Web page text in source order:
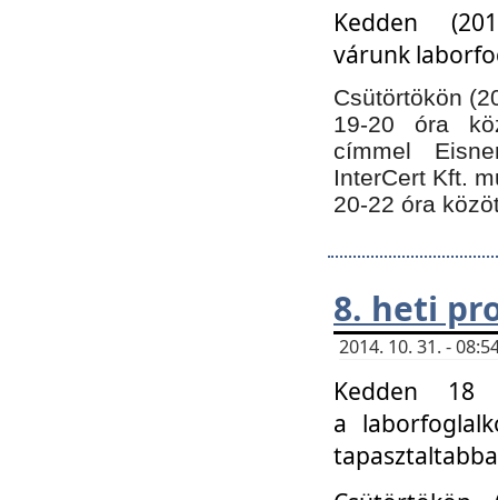
Kedden
várunk
Csütörtökön
19-20 óra
címmel
InterCert Kft.
20-22 óra
8. heti
2014. 10. 31. -
Kedden 18
a